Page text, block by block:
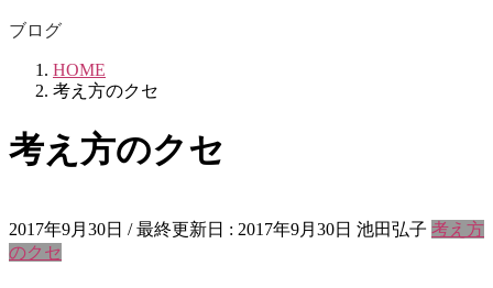
ブログ
HOME
考え方のクセ
考え方のクセ
2017年9月30日 / 最終更新日 : 2017年9月30日 池田弘子 考え方
のクセ